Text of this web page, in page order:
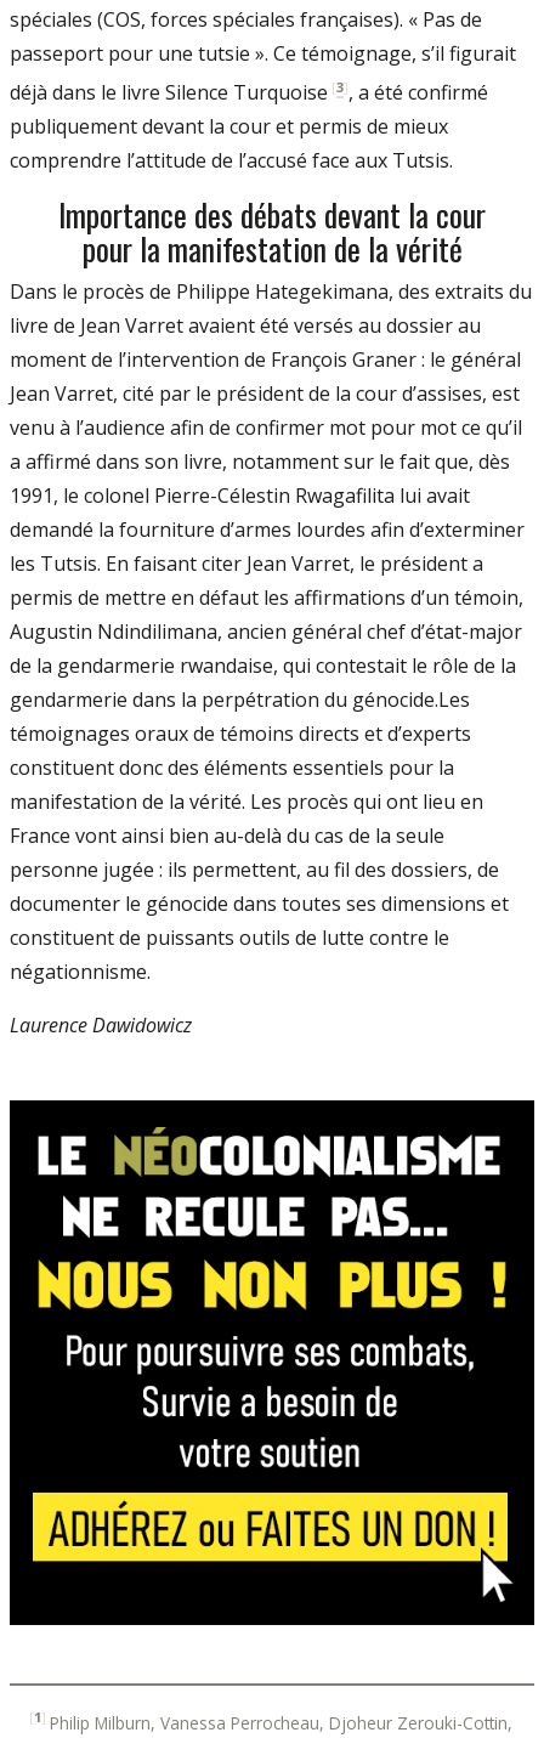
spéciales (COS, forces spéciales françaises). « Pas de
passeport pour une tutsie ». Ce témoignage, s’il figurait
déjà dans le livre Silence Turquoise [3], a été confirmé
publiquement devant la cour et permis de mieux
comprendre l’attitude de l’accusé face aux Tutsis.
Importance des débats devant la cour
pour la manifestation de la vérité
Dans le procès de Philippe Hategekimana, des extraits du
livre de Jean Varret avaient été versés au dossier au
moment de l’intervention de François Graner : le général
Jean Varret, cité par le président de la cour d’assises, est
venu à l’audience afin de confirmer mot pour mot ce qu’il
a affirmé dans son livre, notamment sur le fait que, dès
1991, le colonel Pierre-Célestin Rwagafilita lui avait
demandé la fourniture d’armes lourdes afin d’exterminer
les Tutsis. En faisant citer Jean Varret, le président a
permis de mettre en défaut les affirmations d’un témoin,
Augustin Ndindilimana, ancien général chef d’état-major
de la gendarmerie rwandaise, qui contestait le rôle de la
gendarmerie dans la perpétration du génocide.Les
témoignages oraux de témoins directs et d’experts
constituent donc des éléments essentiels pour la
manifestation de la vérité. Les procès qui ont lieu en
France vont ainsi bien au-delà du cas de la seule
personne jugée : ils permettent, au fil des dossiers, de
documenter le génocide dans toutes ses dimensions et
constituent de puissants outils de lutte contre le
négationnisme.
Laurence Dawidowicz
[1] Philip Milburn, Vanessa Perrocheau, Djoheur Zerouki-Cottin,